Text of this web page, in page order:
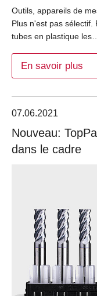
Outils, appareils de
Plus n'est pas sélectif.
tubes en plastique
En savoir plus
07.06.2021
Nouveau:
dans le cadre